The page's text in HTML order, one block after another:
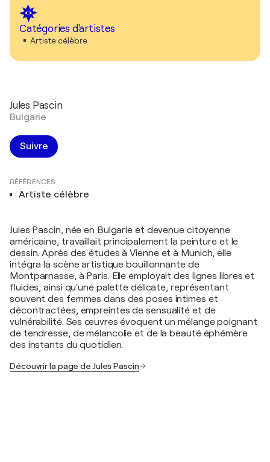
Catégories d'artistes
Artiste célèbre
Jules Pascin
Bulgarie
Suivre
RÉFÉRENCES
Artiste célèbre
Jules Pascin, née en Bulgarie et devenue citoyenne
américaine, travaillait principalement la peinture et le
dessin. Après des études à Vienne et à Munich, elle
intégra la scène artistique bouillonnante de
Montparnasse, à Paris. Elle employait des lignes libres et
fluides, ainsi qu'une palette délicate, représentant
souvent des femmes dans des poses intimes et
décontractées, empreintes de sensualité et de
vulnérabilité. Ses œuvres évoquent un mélange poignant
de tendresse, de mélancolie et de la beauté éphémère
des instants du quotidien.
Découvrir la page de Jules Pascin